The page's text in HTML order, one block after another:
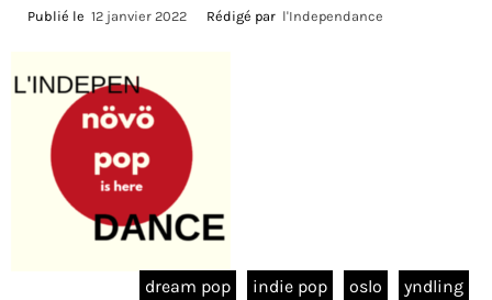
Publié le 12 janvier 2022 Rédigé par l'Independance
dream pop indie pop oslo yndling